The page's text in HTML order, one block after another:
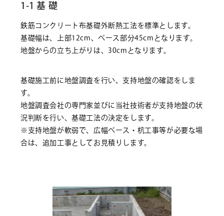
1-1 基 礎
鉄筋コンクリート布基礎外断熱工法を標準とします。
基礎幅は、上部12cm、ベース部分45cmとなります。
地盤からの立ち上がりは、30cmとなります。
基礎施工前に地盤調査を行い、支持地盤の確認をしま
す。
地盤調査会社の専門家並びに当社技術者が支持地盤の状
況判断を行い、基礎工法の決定をします。
※支持地盤が軟弱で、広幅ベース・杭工事等が必要な場
合は、追加工事としてお見積りします。